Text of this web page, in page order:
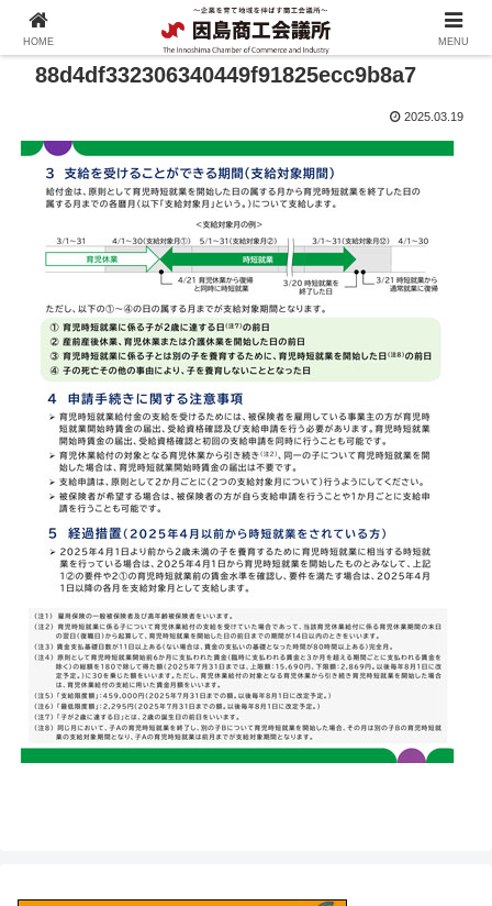
88d4df332306340449f91825ecc9b8a7
2025.03.19
HOME MENU